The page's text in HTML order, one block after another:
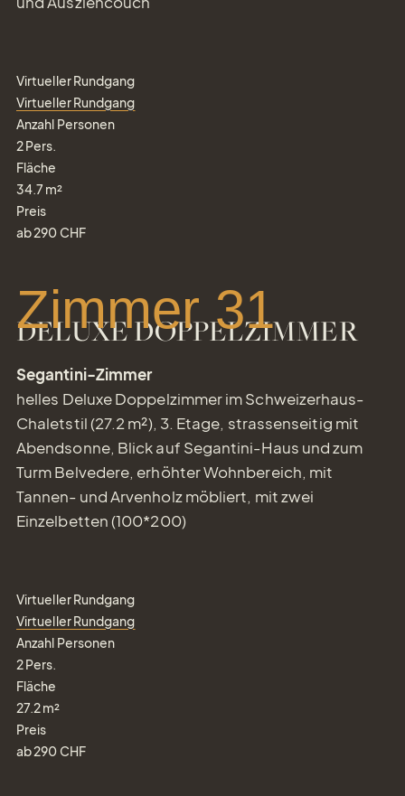
Virtueller Rundgang
Virtueller Rundgang
Anzahl Personen
2Pers.
Fläche
34.7 m²
Preis
ab290 CHF
DELUXE DOPPELZIMMER
Zimmer 31
Segantini-Zimmer
helles Deluxe Doppelzimmer im Schweizerhaus-
Chaletstil (27.2 m²), 3. Etage, strassenseitig mit
Abendsonne, Blick auf Segantini-Haus und zum
Turm Belvedere, erhöhter Wohnbereich, mit
Tannen- und Arvenholz möbliert, mit zwei
Einzelbetten (100*200)
Virtueller Rundgang
Virtueller Rundgang
Anzahl Personen
2Pers.
Fläche
27.2m²
Preis
ab290 CHF